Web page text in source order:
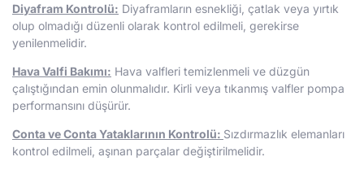
Diyafram Kontrolü: Diyaframların esnekliği, çatlak veya yırtık
olup olmadığı düzenli olarak kontrol edilmeli, gerekirse
yenilenmelidir.
Hava Valfi Bakımı: Hava valfleri temizlenmeli ve düzgün
çalıştığından emin olunmalıdır. Kirli veya tıkanmış valfler pompa
performansını düşürür.
Conta ve Conta Yataklarının Kontrolü: Sızdırmazlık elemanları
kontrol edilmeli, aşınan parçalar değiştirilmelidir.